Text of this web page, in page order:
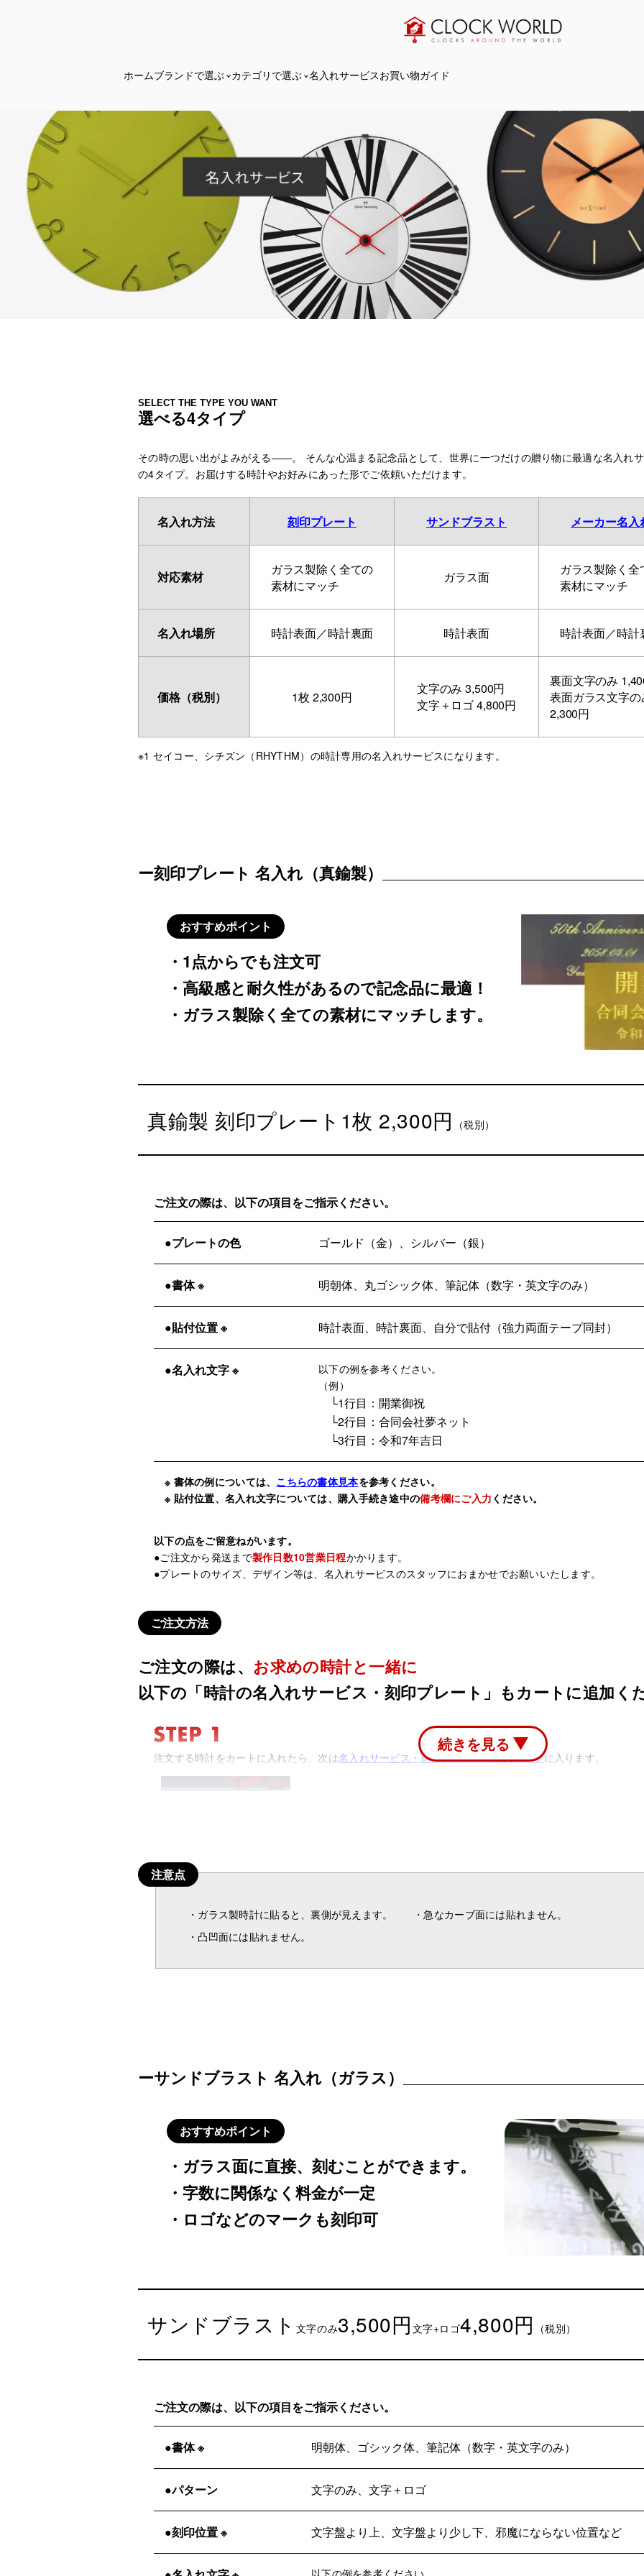
ホームブランドで選ぶ カテゴリで選ぶ 名入れサービスお買い物ガイド
SELECT THE TYPE YOU WANT
選べる4タイプ
その時の思い出がよみがえる――。 そんな心温まる記念品として、世界に一つだけの贈り物に最適な名入れ
の4タイプ。お届けする時計やお好みにあった形でご依頼いただけます。
名入れ方法 刻印プレート サンドブラスト メーカー名入
対応素材
ガラス製除く全ての
素材にマッチ
ガラス面
ガラス製除く全
素材にマッチ
名入れ場所 時計表面／時計裏面 時計表面 時計表面／時計
価格（税別） 1枚 2,300円
文字のみ 3,500円
文字＋ロゴ 4,800円
裏面文字のみ
表面ガラス文字の
2,300円
※1 セイコー、シチズン（RHYTHM）の時計専用の名入れサービスになります。
ー刻印プレート 名入れ（真鍮製）
おすすめポイント
・1点からでも注文可
・高級感と耐久性があるので記念品に最適！
・ガラス製除く全ての素材にマッチします。
真鍮製 刻印プレート 1枚 2,300円 （税別）
ご注文の際は、以下の項目をご指示ください。
●プレートの色 ゴールド（金）、シルバー（銀）
●書体 ※ 明朝体、丸ゴシック体、筆記体（数字・英文字のみ）
●貼付位置 ※ 時計表面、時計裏面、自分で貼付（強力両面テープ同封）
●名入れ文字 ※
以下の例を参考ください。
（例）
└1行目：開業御祝
└2行目：合同会社夢ネット
└3行目：令和7年吉日
※ 書体の例については、 こちらの書体見本を参考ください。
※ 貼付位置、名入れ文字については、購入手続き途中の備考欄にご入力 ください。
以下の点をご留意ねがいます。
●ご注文から発送まで製作日数10営業日程かかります。
●プレートのサイズ、デザイン等は、名入れサービスのスタッフにおまかせでお願いいたします。
ご注文方法
ご注文の際は、 お求めの時計と一緒に
以下の「時計の名入れサービス・刻印プレート」もカートに追加く
注文する時計をカートに入れたら、次は名入れサービス・刻印プレートの注文ページに入ります。
購入手続き途中の備考欄に、貼付位置、名入れ文字についてご入力
時計左側面、時計前面右下の部分、
●名入れ文字
以下の例を参考ください。
続きを見る
注意点
・ガラス製時計に貼ると、裏側が見えます。
・急なカーブ面には貼れません。
・凸凹面には貼れません。
ーサンドブラスト 名入れ（ガラス）
おすすめポイント
・ガラス面に直接、刻むことができます。
・字数に関係なく料金が一定
・ロゴなどのマークも刻印可
サンドブラスト 文字のみ3,500円 文字+ロゴ4,800円 （税別）
ご注文の際は、以下の項目をご指示ください。
●書体 ※ 明朝体、ゴシック体、筆記体（数字・英文字のみ）
●パターン 文字のみ、文字＋ロゴ
●刻印位置 ※ 文字盤より上、文字盤より少し下、邪魔にならない位置など
以下の例を参考ください。